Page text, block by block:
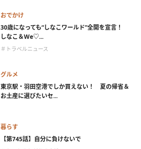
おでかけ
30歳になっても“しなこワールド”全開を宣言！
しなこ＆We♡...
＃トラベルニュース
グルメ
東京駅・羽田空港でしか買えない！ 夏の帰省＆
お土産に選びたいセ...
暮らす
【第745話】自分に負けないで